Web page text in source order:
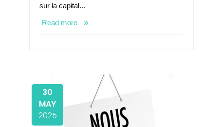
sur la capital...
Read more
30
MAY
2025